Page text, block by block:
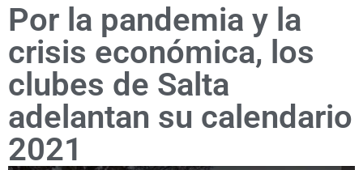
Por la pandemia y la
crisis económica, los
clubes de Salta
adelantan su calendario
2021